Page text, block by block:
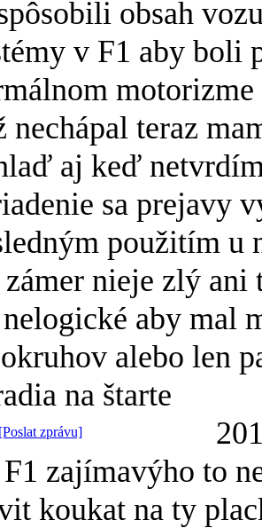
obsah
v F1 aby boli
nechápal teraz
aj keď
sa prejavy
použitím u
zámer nieje zlý
nelogické aby mal
alebo len
na štarte
[Poslat zprávu]
zajímavýho to
koukat na ty